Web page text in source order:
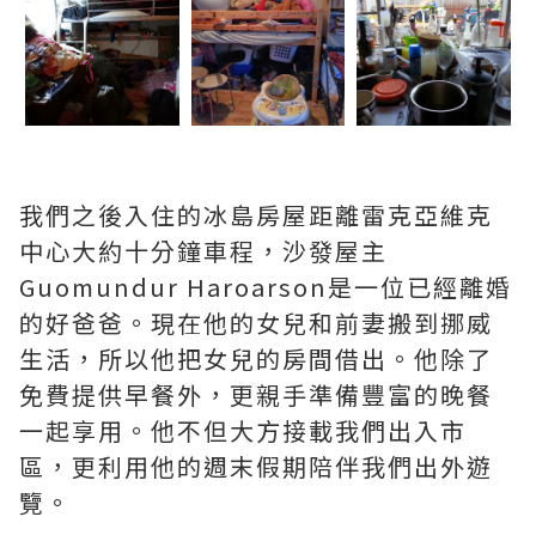
我們之後入住的冰島房屋距離雷克亞維克
中心大約十分鐘車程，沙發屋主
Guomundur Haroarson是一位已經離婚
的好爸爸。現在他的女兒和前妻搬到挪威
生活，所以他把女兒的房間借出。他除了
免費提供早餐外，更親手準備豐富的晚餐
一起享用。他不但大方接載我們出入市
區，更利用他的週末假期陪伴我們出外遊
覽。